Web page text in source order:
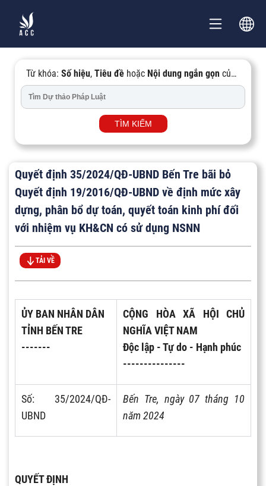
Từ khóa: Số hiệu, Tiêu đềhoặc Nội dung ngắn gọn của
TÌM KIẾM
Quyết định 35/2024/QĐ-UBND Bến Tre bãi bỏ
Quyết định 19/2016/QĐ-UBND về định mức xây
dựng, phân bổ dự toán, quyết toán kinh phí đối
với nhiệm vụ KH&CN có sử dụng NSNN
TẢI VỀ
ỦY BAN NHÂN DÂN
TỈNH BẾN TRE
-------
CỘNG HÒA XÃ HỘI CHỦ
NGHĨA VIỆT NAM
Độc lập - Tự do - Hạnh phúc
---------------
Số: 35/2024/QĐ-
UBND
Bến Tre, ngày 07 tháng 10
năm 2024
QUYẾT ĐỊNH